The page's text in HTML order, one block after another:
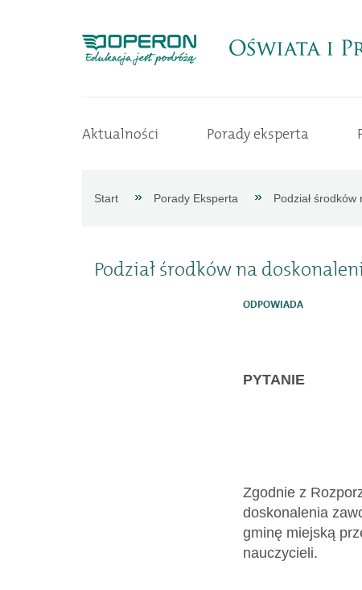
Aktualności
Aktualności Porady eksperta
Start Porady Eksperta Podział środków
Podział środków na
ODPOWIADA
PYTANIE
Zgodnie z
doskonalenia
gminę miejską
nauczycieli.